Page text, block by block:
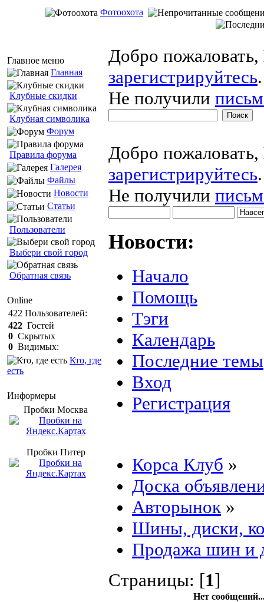
Фотоохота
Главное меню
Главная
Клубные скидки
Клубная символика
Форум
Правила форума
Галерея
Файлы
Новости
Статьи
Пользователи
Выбери свой город
Обратная связь
Online
422 Пользователей:
422 Гостей
0 Скрытых
0 Видимых:
Кто, где
есть
Информеры
Пробки Mосква
Пробки Питер
Добро пожаловать,
зарегистрируйтесь.
Не получили
Добро пожаловать,
зарегистрируйтесь.
Не получили
Новости:
Начало
Помощь
Тэги
Календарь
Последние темы
Вход
Регистрация
Корса Клуб »
Доска
Авторынок »
Шины, диски,
Продажа шин и
Страницы: [1]
Нет